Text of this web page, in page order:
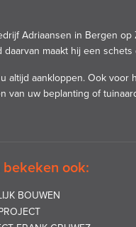
Adriaansen in Bergen op
daarvan maakt hij een
altijd aankloppen. Ook
van uw beplanting of
ook:
BOUWEN